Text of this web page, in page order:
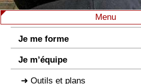
Menu
Je me forme
Je m’équipe
Outils et plans